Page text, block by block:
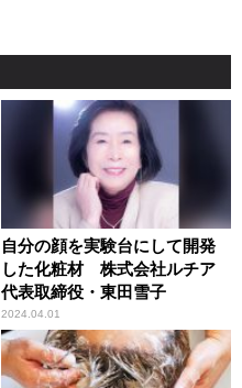
自分の顔を実験台にして開発
した化粧材 株式会社ルチア
代表取締役・東田雪子
2024.04.01